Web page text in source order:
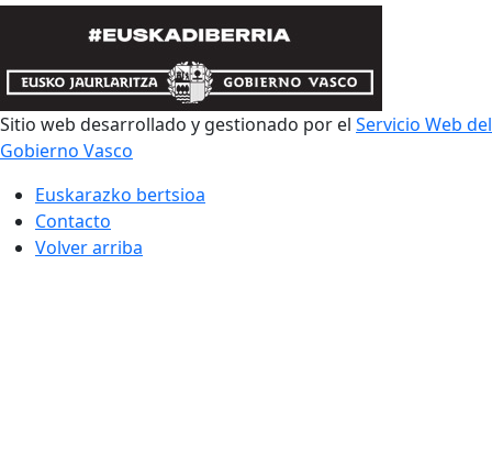
Sitio web desarrollado y gestionado por el Servicio Web del
Gobierno Vasco
Euskarazko bertsioa
Contacto
Volver arriba